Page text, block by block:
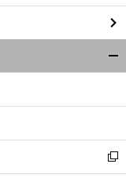
し
い
ウ
ィ
ン
ウ
開
く
新
し